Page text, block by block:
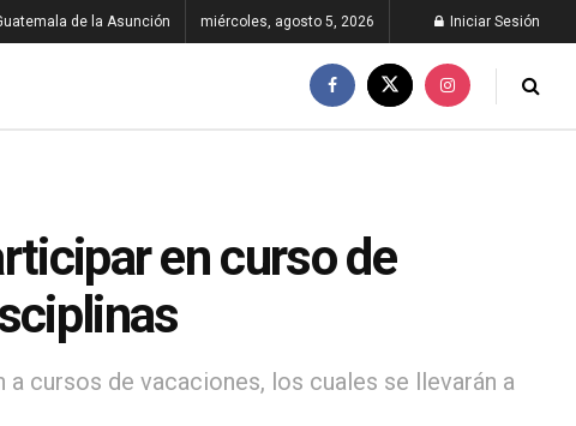
de la Asunción miércoles, agosto 5, 2026 Iniciar Sesión
en curso de
cursos de vacaciones, los cuales se llevarán a